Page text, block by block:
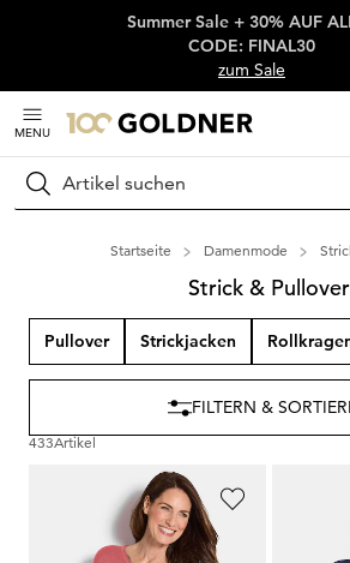
Überspringe Navigation, direkt zum
Summer Sale + 30% AUF
CODE: FINAL30
zum Sale
MENU
Suchen
Startseite Damenmode
Strick & Pullover
Pullover Strickjacken
433Artikel
FILTERN &